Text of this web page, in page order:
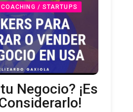
/ STARTUPS
Negocio? ¡Es